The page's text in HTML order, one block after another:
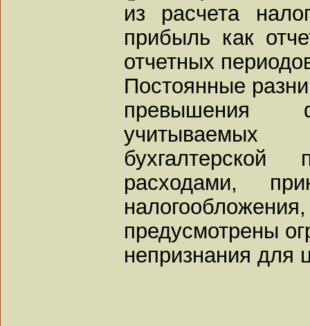
из расчета
прибыль как
отчетных
Постоянные
превышения
расходами,
предусмотрены
непризнания для